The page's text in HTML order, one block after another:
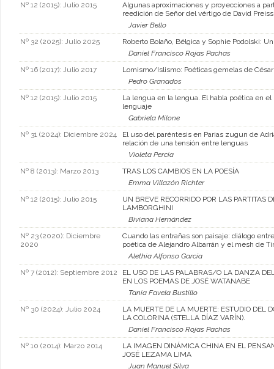
Nº 12 (2015): Julio 2015
Algunas aproximaciones y proyecciones a
reedición de Señor del vértigo de David Preiss
Javier Bello
Nº 32 (2025): Julio 2025
Roberto Bolaño, Bélgica y Sophie Podolski:
Daniel Francisco Rojas Pachas
Nº 16 (2017): Julio 2017
Lomismo/Islismo: Poéticas gemelas de
Pedro Granados
Nº 12 (2015): Julio 2015
La lengua en la lengua. El habla poética en
lenguaje
Gabriela Milone
Nº 31 (2024): Diciembre 2024
El uso del paréntesis en Parias zugun de
relación de una tensión entre lenguas
Violeta Percia
Nº 8 (2013): Marzo 2013
TRAS LOS CAMBIOS EN LA POESÍA
Emma Villazón Richter
Nº 12 (2015): Julio 2015
UN BREVE RECORRIDO POR LAS PARTITAS
LAMBORGHINI
Biviana Hernández
Nº 23 (2020): Diciembre
2020
Cuando las entrañas son paisaje: diálogo
poética de Alejandro Albarrán y el mesh de
Alethia Alfonso García
Nº 7 (2012): Septiembre 2012
EL USO DE LAS PALABRAS/O LA DANZA
EN LOS POEMAS DE JOSÉ WATANABE
Tania Favela Bustillo
Nº 30 (2024): Julio 2024
LA MUERTE DE LA MUERTE: ESTUDIO DEL
LA COLORINA (STELLA DÍAZ VARÍN).
Daniel Francisco Rojas Pachas
Nº 10 (2014): Marzo 2014
LA IMAGEN DINÁMICA CHINA EN EL
JOSÉ LEZAMA LIMA
Juan Manuel Silva